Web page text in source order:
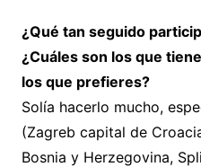
¿Qué tan seguido
¿Cuáles son los que
los que prefieres?
Solía hacerlo mucho,
(Zagreb capital de
Bosnia y Herzegovina,